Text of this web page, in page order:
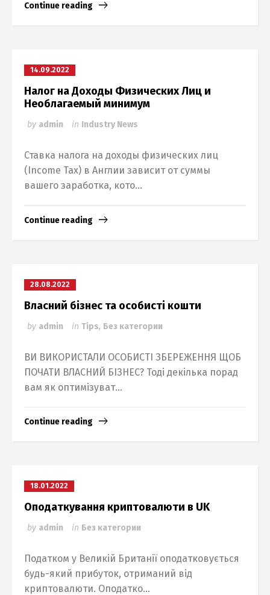
Continue reading
14.09.2022
Налог на Доходы Физических Лиц и
Необлагаемый минимум
by admin in Industry News
Ставка налога на доходы физических лиц
(Income Tax) в Англии зависит от суммы
вашего заработка, кото...
Continue reading
28.08.2022
Власний бізнес та особисті кошти
by admin in Tips, Без категории
ВИ ВИКОРИСТАЛИ ОСОБИСТІ ЗБЕРЕЖЕННЯ ЩОБ
ПОЧАТИ ВЛАСНИЙ БІЗНЕС? Тоді декілька порад
вам як оптимізуват...
Continue reading
18.01.2022
Оподаткування криптовалюти в UK
by admin in Без категории
Податком у Великій Британії оподатковується
будь-який прибуток, отриманий від
криптовалюти. Оподатко...